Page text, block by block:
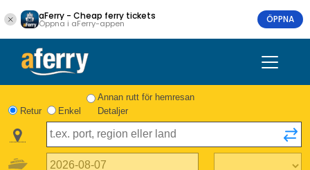
aFerry - Cheap ferry tickets
Öppna i aFerry-appen ÖPPNA
Retur Enkel
Annan rutt för hemresan
Detaljer